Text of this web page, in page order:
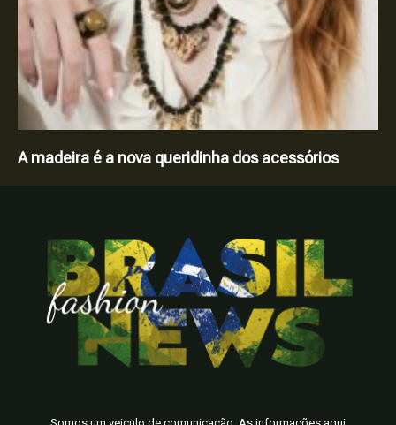
A madeira é a nova queridinha dos acessórios